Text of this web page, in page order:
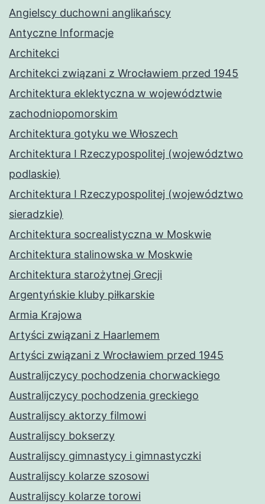
Angielscy duchowni anglikańscy
Antyczne Informacje
Architekci
Architekci związani z Wrocławiem przed 1945
Architektura eklektyczna w województwie
zachodniopomorskim
Architektura gotyku we Włoszech
Architektura I Rzeczypospolitej (województwo
podlaskie)
Architektura I Rzeczypospolitej (województwo
sieradzkie)
Architektura socrealistyczna w Moskwie
Architektura stalinowska w Moskwie
Architektura starożytnej Grecji
Argentyńskie kluby piłkarskie
Armia Krajowa
Artyści związani z Haarlemem
Artyści związani z Wrocławiem przed 1945
Australijczycy pochodzenia chorwackiego
Australijczycy pochodzenia greckiego
Australijscy aktorzy filmowi
Australijscy bokserzy
Australijscy gimnastycy i gimnastyczki
Australijscy kolarze szosowi
Australijscy kolarze torowi